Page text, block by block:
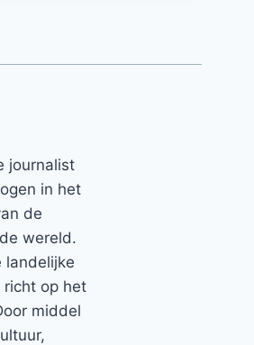
journalist
in het
de
wereld.
landelijke
richt op het
middel